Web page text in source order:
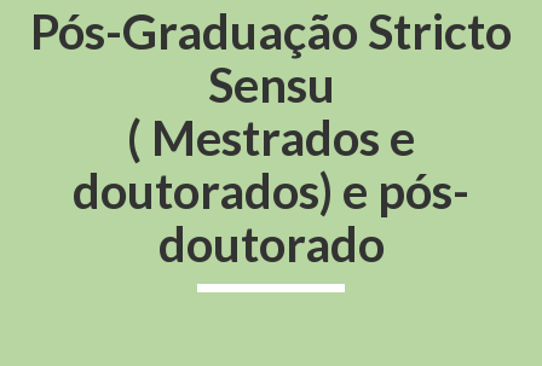
Pós-Graduação Stricto
Sensu
( Mestrados e
doutorados) e pós-
doutorado